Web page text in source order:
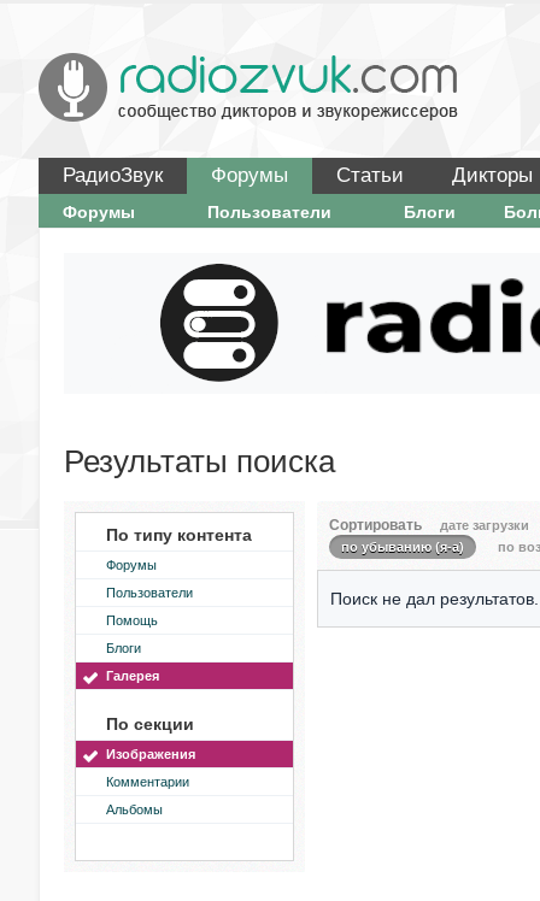
РадиоЗвук Форумы Статьи Дикторы
Форумы Пользователи Блоги
Результаты поиска
По типу контента
Форумы
Пользователи
Помощь
Блоги
Галерея
По секции
Изображения
Комментарии
Альбомы
Сортировать
дате загрузки
по убыванию (я-а)
по
Поиск не дал результатов.